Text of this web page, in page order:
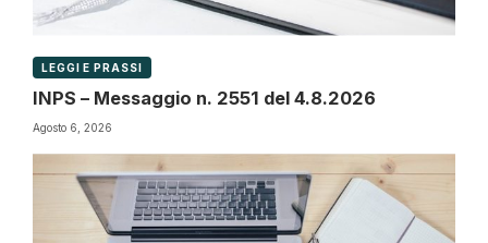
LEGGI E PRASSI
INPS – Messaggio n. 2551 del 4.8.2026
Agosto 6, 2026